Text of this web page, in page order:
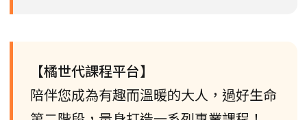
【橘世代課程平台】
陪伴您成為有趣而溫暖的大人，過好生命